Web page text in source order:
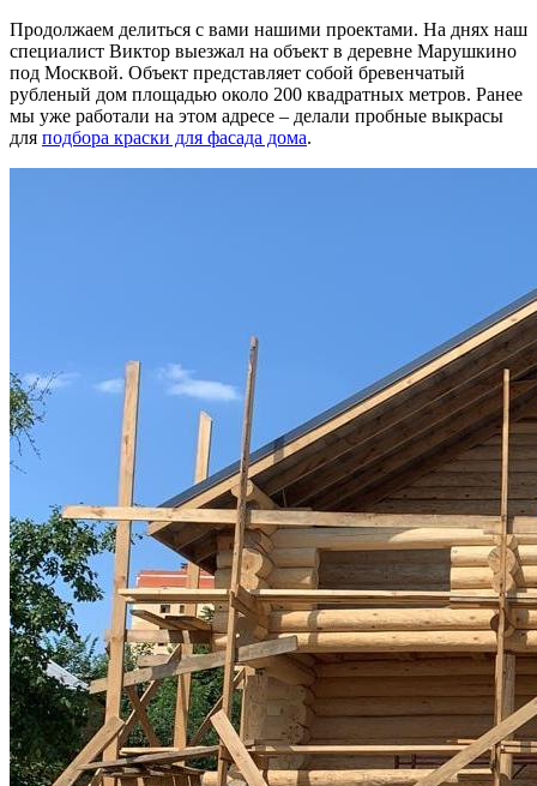
Продолжаем делиться с вами нашими проектами. На днях наш
специалист Виктор выезжал на объект в деревне Марушкино
под Москвой. Объект представляет собой бревенчатый
рубленый дом площадью около 200 квадратных метров. Ранее
мы уже работали на этом адресе – делали пробные выкрасы
для подбора краски для фасада дома.